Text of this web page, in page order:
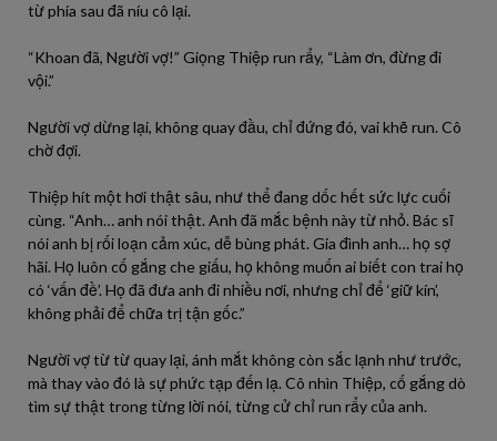
từ phía sau đã níu cô lại.
“Khoan đã, Người vợ!” Giọng Thiệp run rẩy, “Làm ơn, đừng đi
vội.”
Người vợ dừng lại, không quay đầu, chỉ đứng đó, vai khẽ run. Cô
chờ đợi.
Thiệp hít một hơi thật sâu, như thể đang dốc hết sức lực cuối
cùng. “Anh… anh nói thật. Anh đã mắc bệnh này từ nhỏ. Bác sĩ
nói anh bị rối loạn cảm xúc, dễ bùng phát. Gia đình anh… họ sợ
hãi. Họ luôn cố gắng che giấu, họ không muốn ai biết con trai họ
có ‘vấn đề’. Họ đã đưa anh đi nhiều nơi, nhưng chỉ để ‘giữ kín’,
không phải để chữa trị tận gốc.”
Người vợ từ từ quay lại, ánh mắt không còn sắc lạnh như trước,
mà thay vào đó là sự phức tạp đến lạ. Cô nhìn Thiệp, cố gắng dò
tìm sự thật trong từng lời nói, từng cử chỉ run rẩy của anh.